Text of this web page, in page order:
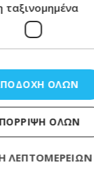
ταξινομημένα
ΌΛΩΝ
ΌΛΩΝ
ΛΕΠΤΟΜΕΡΕΙΏΝ